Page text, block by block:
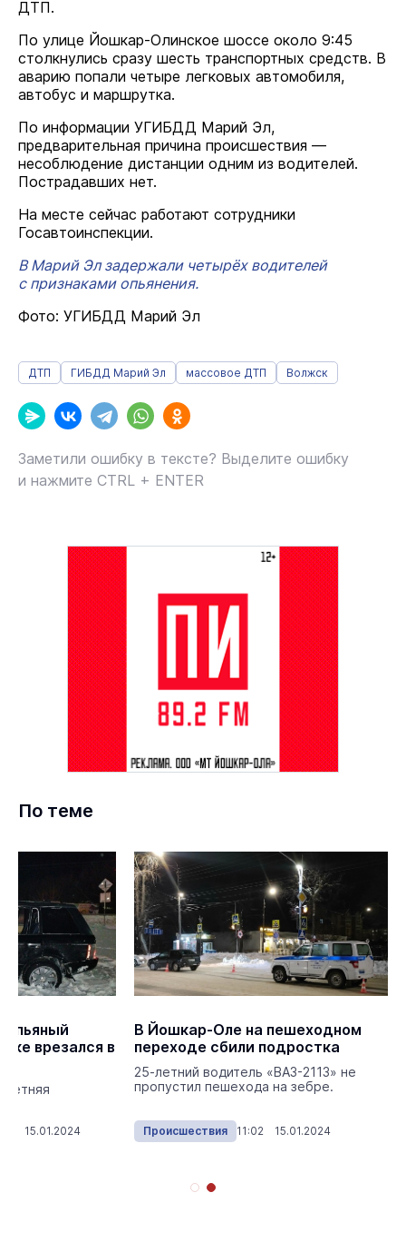
ДТП.
По улице Йошкар-Олинское шоссе около 9:45
столкнулись сразу шесть транспортных средств. В
аварию попали четыре легковых автомобиля,
автобус и маршрутка.
По информации УГИБДД Марий Эл,
предварительная причина происшествия —
несоблюдение дистанции одним из водителей.
Пострадавших нет.
На месте сейчас работают сотрудники
Госавтоинспекции.
В Марий Эл задержали четырёх водителей
с признаками опьянения.
Фото: УГИБДД Марий Эл
ДТП ГИБДД Марий Эл массовое ДТП Волжск
Заметили ошибку в тексте? Выделите ошибку
и нажмите CTRL + ENTER
По теме
пьяный
врезался в
15.01.2024
В Йошкар-Оле на пешеходном
переходе сбили подростка
25-летний водитель «ВАЗ-2113» не
пропустил пешехода на зебре.
Происшествия 11:02 15.01.2024